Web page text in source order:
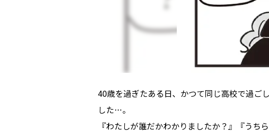
40歳を過ぎたある日、かつて同じ高校で過ご
した…。
『わたしが誰だかわかりましたか？』『う